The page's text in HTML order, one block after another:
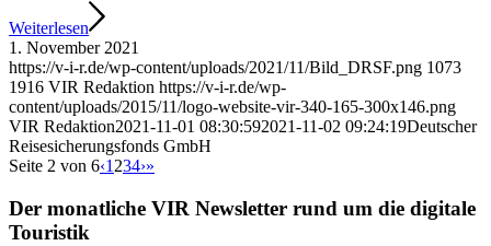
Weiterlesen
1. November 2021
https://v-i-r.de/wp-content/uploads/2021/11/Bild_DRSF.png 1073
1916 VIR Redaktion https://v-i-r.de/wp-
content/uploads/2015/11/logo-website-vir-340-165-300x146.png
VIR Redaktion2021-11-01 08:30:592021-11-02 09:24:19Deutscher
Reisesicherungsfonds GmbH
Seite 2 von 6‹1 234›»
Der monatliche VIR Newsletter rund um die digitale
Touristik